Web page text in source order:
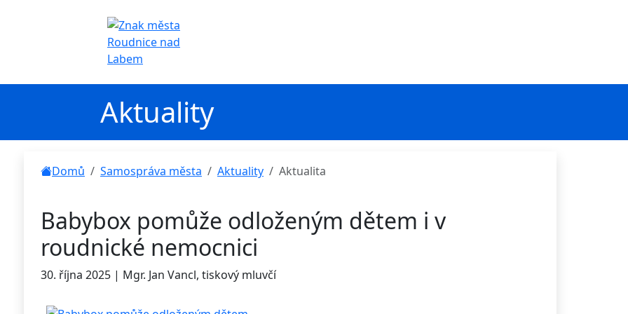
Aktuality
Domů Samospráva města Aktuality Aktualita
Babybox pomůže odloženým dětem i v
roudnické nemocnici
30. října 2025 | Mgr. Jan Vancl, tiskový mluvčí